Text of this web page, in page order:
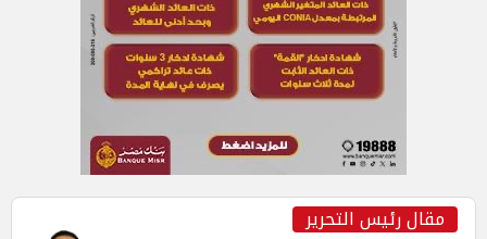
مقال رئيس التحرير